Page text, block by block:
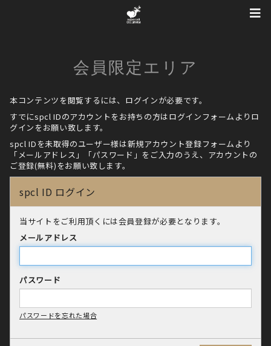
会員限定エリア
本コンテンツを閲覧するには、ログインが必要です。
すでにspcl IDのアカウントをお持ちの方はログインフォームよりロ
グインをお願い致します。
spcl IDを未取得のユーザー様は新規アカウント登録フォームより
「メールアドレス」「パスワード」をご入力のうえ、アカウントの
ご登録(無料)をお願い致します。
spcl ID ログイン
当サイトをご利用頂くには会員登録が必要となります。
メールアドレス
パスワード
パスワードを忘れた場合